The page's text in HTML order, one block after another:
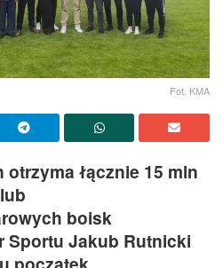
Fot. KMA
łącznie 15 mln
boisk
Sportu Jakub Rutnicki